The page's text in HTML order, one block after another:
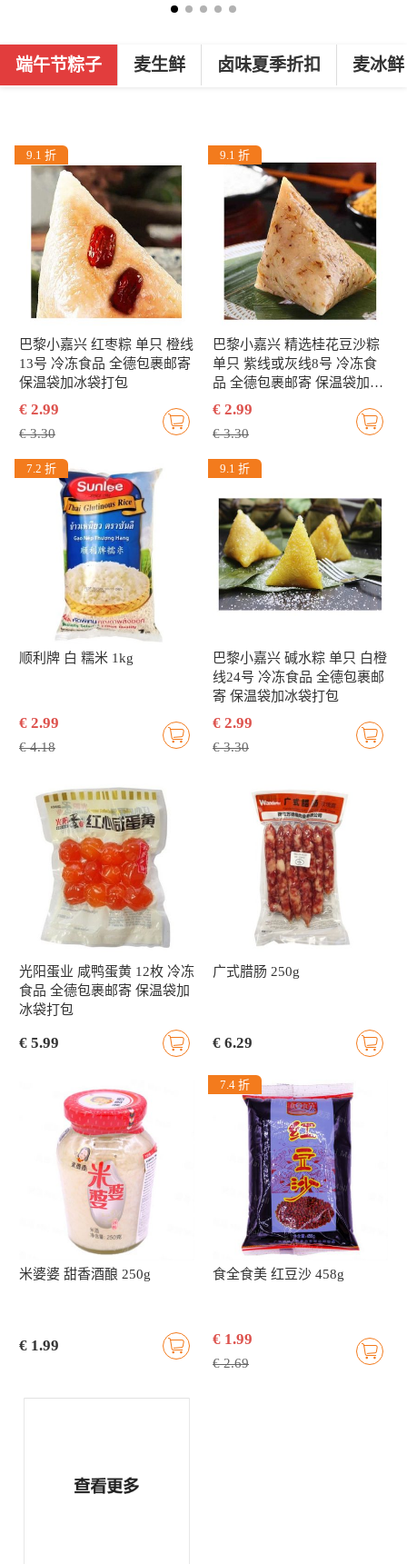
端午节粽子 麦生鲜 卤味夏季折扣 麦冰鲜
9.1 折
巴黎小嘉兴 红枣粽 单只 橙线
13号 冷冻食品 全德包裹邮寄
保温袋加冰袋打包
€ 2.99
€ 3.30
9.1 折
巴黎小嘉兴 精选桂花豆沙粽
单只 紫线或灰线8号 冷冻食
品 全德包裹邮寄 保温袋加冰
袋打包
€ 2.99
€ 3.30
7.2 折
顺利牌 白 糯米 1kg
€ 2.99
€ 4.18
9.1 折
巴黎小嘉兴 碱水粽 单只 白橙
线24号 冷冻食品 全德包裹邮
寄 保温袋加冰袋打包
€ 2.99
€ 3.30
光阳蛋业 咸鸭蛋黄 12枚 冷冻
食品 全德包裹邮寄 保温袋加
冰袋打包
€ 5.99
广式腊肠 250g
€ 6.29
米婆婆 甜香酒酿 250g
€ 1.99
7.4 折
食全食美 红豆沙 458g
€ 1.99
€ 2.69